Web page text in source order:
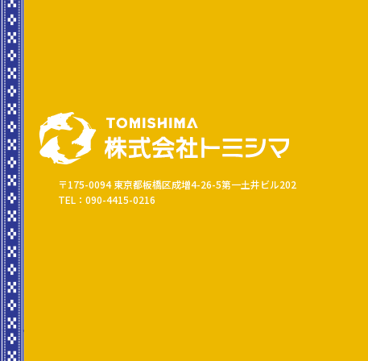
〒175-0094 東京都板橋区成増4-26-5第一土井ビル202
TEL：090-4415-0216